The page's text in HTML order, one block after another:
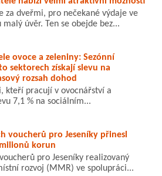
za dveřmi, pro nečekané výdaje ve
úvěr. Ten se obejde bez...
ovoce a zeleniny: Sezónní
sektorech získají slevu na
rozsah dohod
kteří pracují v ovocnářství a
7,1 % na sociálním...
voucherů pro Jeseníky přinesl
korun
pro Jeseníky realizovaný
rozvoj (MMR) ve spolupráci...